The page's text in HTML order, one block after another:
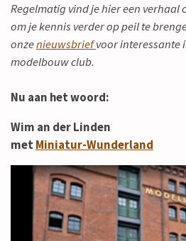
Regelmatig vind je hier een verhaal
om je kennis verder op peil te
onzenieuwsbriefvoor interessante
modelbouw club.
Nu aan het woord:
Wim an der Linden
metMiniatur-Wunderland